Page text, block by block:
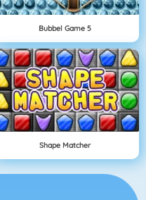
Bubbel Game 5
Shape Matcher